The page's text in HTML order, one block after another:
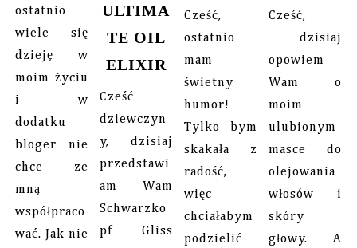
ostatnio
wiele się
dzieję w
moim życiu
i w
dodatku
bloger nie
chce ze
mną
współpraco
wać. Jak nie
ULTIMA
TE OIL
ELIXIR
Cześć
dziewczyn
y, dzisiaj
przedstawi
am Wam
Schwarzko
pf Gliss
Cześć,
ostatnio
mam
świetny
humor!
Tylko bym
skakała z
radość,
więc
chciałabym
podzielić
Cześć,
dzisiaj
opowiem
Wam o
moim
ulubionym
masce do
olejowania
włosów i
skóry
głowy. A